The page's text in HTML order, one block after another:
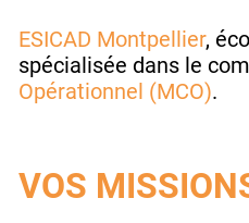
ESICAD Montpellier,
spécialisée dans le
Opérationnel (MCO).
VOS